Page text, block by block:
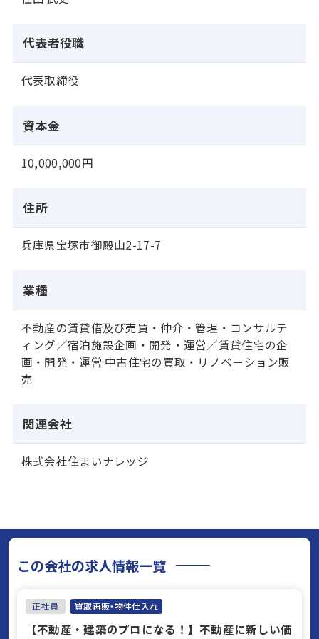
代表者役職
代表取締役
資本金
10,000,000円
住所
兵庫県宝塚市御殿山2-17-7
業種
不動産の賃貸借及び売買・仲介・管理・コンサルテ
ィング／宿泊施設企画・開発・運営／賃貸住宅の企
画・開発・運営 中古住宅の買取・リノベーション販
売
関連会社
株式会社住まいナレッジ
この会社の求人情報一覧
正社員 買取再販・物件仕入れ
【不動産・建築のプロになる！】不動産に新しい価